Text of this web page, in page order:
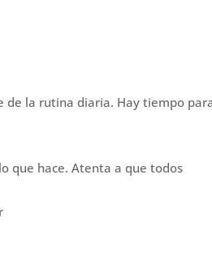
de la rutina diaria. Hay tiempo
que hace. Atenta a que todos